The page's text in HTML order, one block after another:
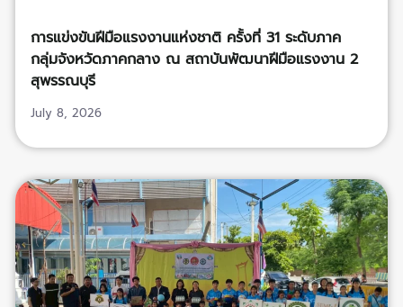
การแข่งขันฝีมือแรงงานแห่งชาติ ครั้งที่ 31 ระดับภาค
กลุ่มจังหวัดภาคกลาง ณ สถาบันพัฒนาฝีมือแรงงาน 2
สุพรรณบุรี
July 8, 2026